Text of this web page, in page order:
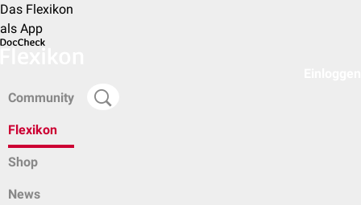
Das Flexikon
als App
Community
Flexikon
Shop
News